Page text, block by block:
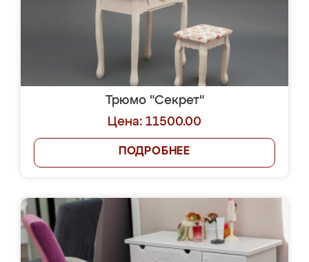
Трюмо "Секрет"
Цена: 11500.00
ПОДРОБНЕЕ